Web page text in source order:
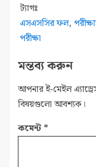
ট্যাগঃ
এসএসসির ফল,
পরীক্ষা
মন্তব্য করুন
আপনার ই-মেইল
বিষয়গুলো আবশ্যক।
কমেন্ট *